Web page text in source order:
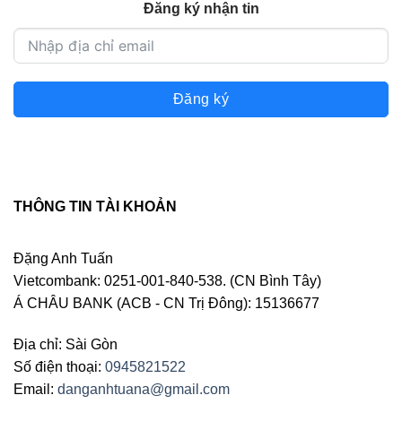
Đăng ký nhận tin
Đăng ký
THÔNG TIN TÀI KHOẢN
Đặng Anh Tuấn
Vietcombank: 0251-001-840-538. (CN Bình Tây)
Á CHÂU BANK (ACB - CN Trị Đông): 15136677
Địa chỉ: Sài Gòn
Số điện thoại: 0945821522
Email: danganhtuana@gmail.com